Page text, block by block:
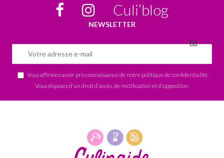
Culi’blog
NEWSLETTER
Vous affirmez avoir pris connaissance de notre politique de confidentialité
Vous disposez d'un droit d'accès, de rectification et d'opposition.